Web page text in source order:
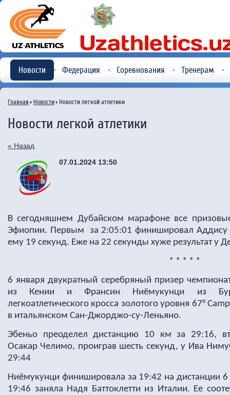
Новости Федерация Соревнования Тренерам
Главная Новости Новости легкой атлетики
Новости легкой атлетики
« Назад
07.01.2024 13:50
В сегодняшнем Дубайском марафоне все
Эфиопии. Первым за 2:05:01 финишировал Аддису
ему 19 секунд. Еже на 22 секунды хуже результат у
* * * * *
6 января двукратный серебряный призер
из Кении и Франсин Ниёмукунци из
легкоатлетического кросса золотого уровня 67°
в итальянском Сан-Джорджо-су-Леньяно.
Эбеньо преоделел дистанцию 10 км за 29:16,
Осакар Челимо, проиграв шесть секунд, у Ива
29:44
Ниёмукунци финишировала за 19:42 на дистанции 6
19:46 заняла Надя Баттоклетти из Италии. Ее